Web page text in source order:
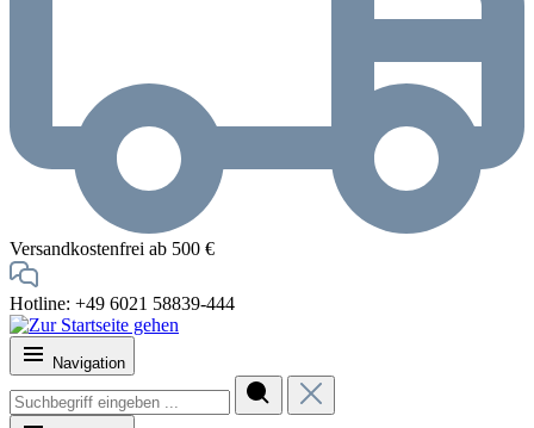
Versandkostenfrei ab 500 €
Hotline: +49 6021 58839-444
Navigation